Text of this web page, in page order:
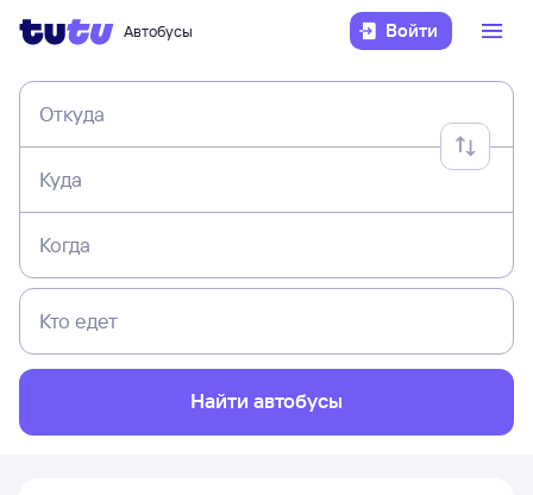
Автобусы Войти
Откуда
Куда
Когда
Кто едет
Найти автобусы